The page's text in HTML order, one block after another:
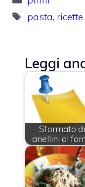
Tag
pasta,
Leggi
Sformato di
anellini al